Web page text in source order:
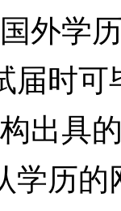
外学
时可
出具
历的